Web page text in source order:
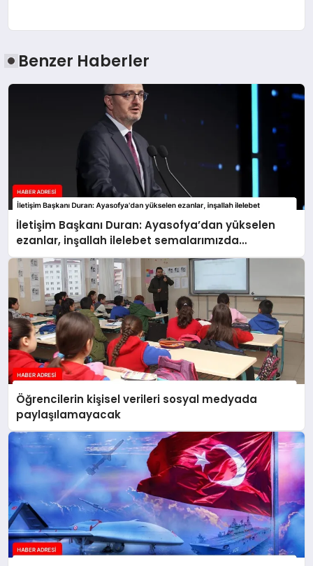
Benzer Haberler
İletişim Başkanı Duran: Ayasofya’dan yükselen
ezanlar, inşallah ilelebet semalarımızda
yankılanmaya devam edecektir
Öğrencilerin kişisel verileri sosyal medyada
paylaşılamayacak